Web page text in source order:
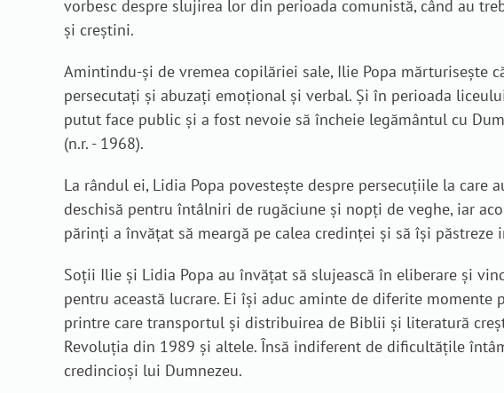
vorbesc despre slujirea lor din perioada comunistă, când au
și creștini.
Amintindu-și de vremea copilăriei sale, Ilie Popa mărturisește
persecutați și abuzați emoțional și verbal. Și în perioada
putut face public și a fost nevoie să încheie legământul cu
(n.r. - 1968).
La rândul ei, Lidia Popa povestește despre persecuțiile la
deschisă pentru întâlniri de rugăciune și nopți de veghe, iar
părinți a învățat să meargă pe calea credinței și să își păstreze
Soții Ilie și Lidia Popa au învățat să slujească în eliberare și
pentru această lucrare. Ei își aduc aminte de diferite
printre care transportul și distribuirea de Biblii și literatură
Revoluția din 1989 și altele. Însă indiferent de dificultățile
credincioși lui Dumnezeu.